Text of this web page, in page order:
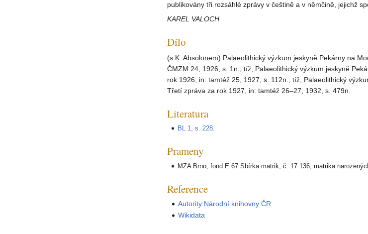
publikovány tři rozsáhlé zprávy v češtině a v němčině, jejichž
KAREL VALOCH
Dílo
(s K. Absolonem) Palaeolithický výzkum jeskyně Pekárny na
ČMZM 24, 1926, s. 1n.; tíž, Palaeolithický výzkum jeskyně
rok 1926, in: tamtéž 25, 1927, s. 112n.; tíž, Palaeolithický
Třetí zpráva za rok 1927, in: tamtéž 26–27, 1932, s. 479n.
Literatura
BL 1, s. 228.
Prameny
MZA Brno, fond E 67 Sbírka matrik, č. 17 136, matrika
Reference
Autority Národní knihovny ČR
Wikidata